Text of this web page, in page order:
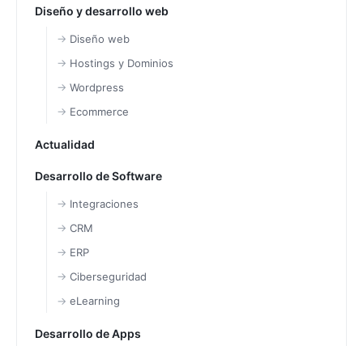
Diseño y desarrollo web
Diseño web
Hostings y Dominios
Wordpress
Ecommerce
Actualidad
Desarrollo de Software
Integraciones
CRM
ERP
Ciberseguridad
eLearning
Desarrollo de Apps